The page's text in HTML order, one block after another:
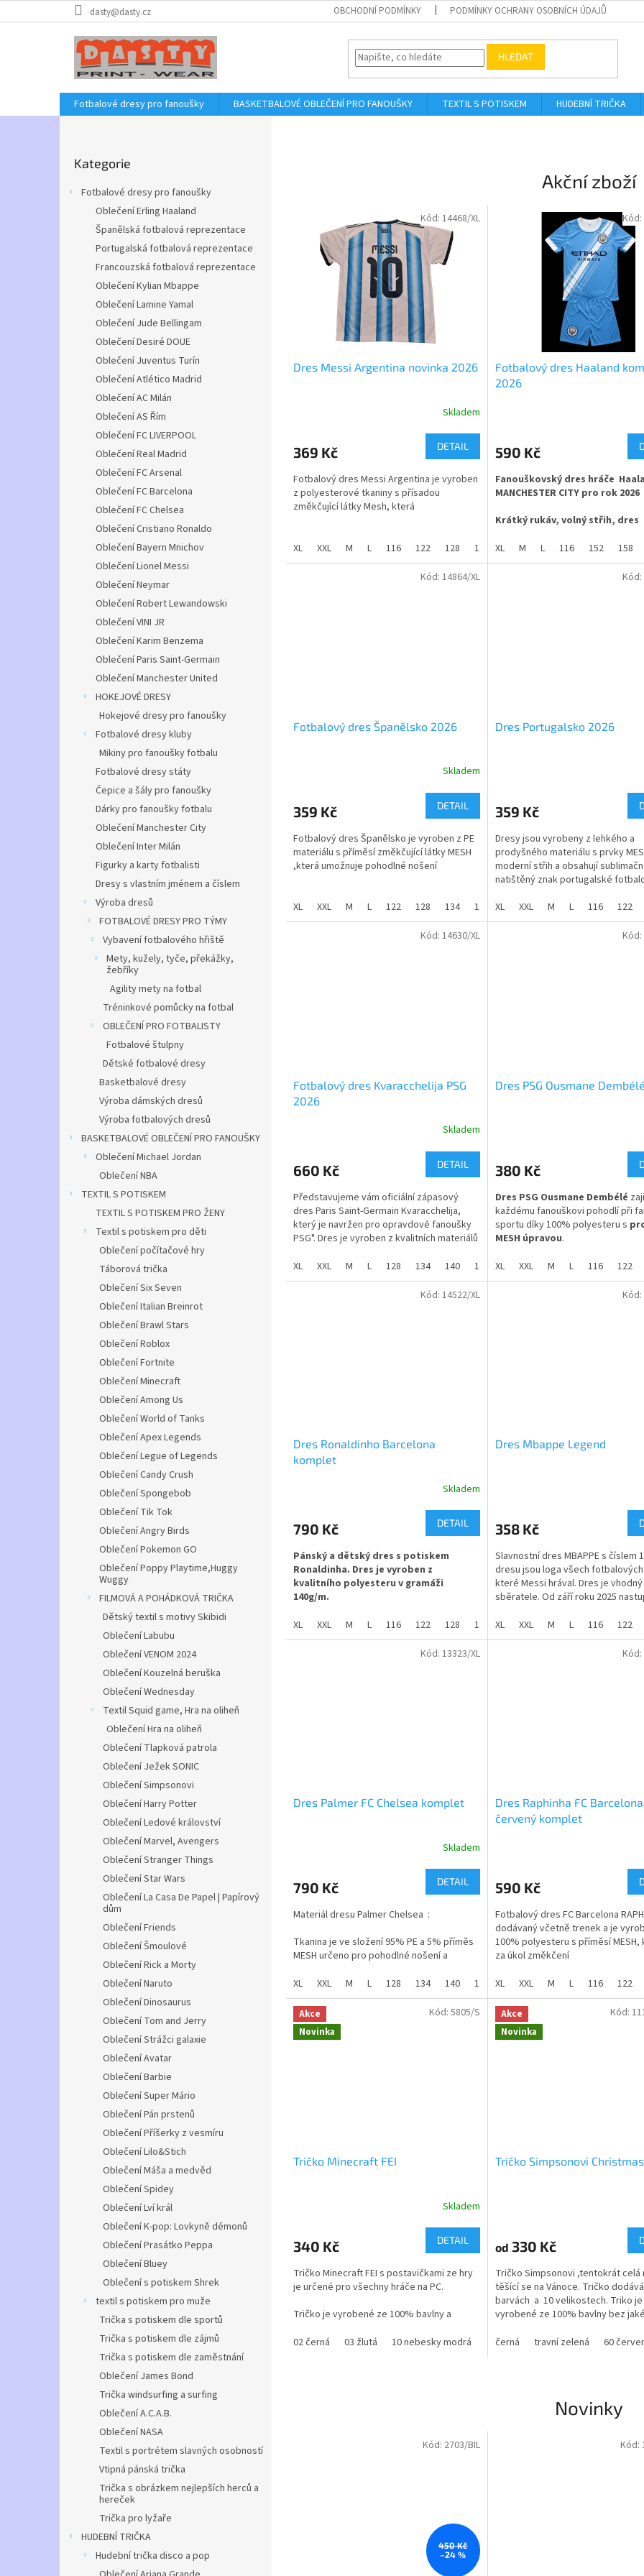
na
dasty@dasty.cz OBCHODNÍ PODMÍNKY PODMÍNKY OCHRANY OSOBNÍCH ÚDAJŮ
HLEDAT
Fotbalové dresy pro fanoušky BASKETBALOVÉ OBLEČENÍ PRO FANOUŠKY TEXTIL S POTISKEM HUDEBNÍ TRIČKA
kategorie
Kategorie
Fotbalové dresy pro fanoušky
Oblečení Erling Haaland
Španělská fotbalová reprezentace
Portugalská fotbalová reprezentace
Francouzská fotbalová reprezentace
Oblečení Kylian Mbappe
Oblečení Lamine Yamal
Oblečení Jude Bellingam
Oblečení Desiré DOUE
Oblečení Juventus Turín
Oblečení Atlético Madrid
Oblečení AC Milán
Oblečení AS Řím
Oblečení FC LIVERPOOL
Oblečení Real Madrid
Oblečení FC Arsenal
Oblečení FC Barcelona
Oblečení FC Chelsea
Oblečení Cristiano Ronaldo
Oblečení Bayern Mnichov
Oblečení Lionel Messi
Oblečení Neymar
Oblečení Robert Lewandowski
Oblečení VINI JR
Oblečení Karim Benzema
Oblečení Paris Saint-Germain
Oblečení Manchester United
HOKEJOVÉ DRESY
Hokejové dresy pro fanoušky
Fotbalové dresy kluby
Mikiny pro fanoušky fotbalu
Fotbalové dresy státy
Čepice a šály pro fanoušky
Dárky pro fanoušky fotbalu
Oblečení Manchester City
Oblečení Inter Milán
Figurky a karty fotbalisti
Dresy s vlastním jménem a číslem
Výroba dresů
FOTBALOVÉ DRESY PRO TÝMY
Vybavení fotbalového hřiště
Mety, kužely, tyče, překážky,
žebříky
Agility mety na fotbal
Tréninkové pomůcky na fotbal
OBLEČENÍ PRO FOTBALISTY
Fotbalové štulpny
Dětské fotbalové dresy
Basketbalové dresy
Výroba dámských dresů
Výroba fotbalových dresů
BASKETBALOVÉ OBLEČENÍ PRO FANOUŠKY
Oblečení Michael Jordan
Oblečení NBA
TEXTIL S POTISKEM
TEXTIL S POTISKEM PRO ŽENY
Textil s potiskem pro děti
Oblečení počítačové hry
Táborová trička
Oblečení Six Seven
Oblečení Italian Breinrot
Oblečení Brawl Stars
Oblečení Roblox
Oblečení Fortnite
Oblečení Minecraft
Oblečení Among Us
Oblečení World of Tanks
Oblečení Apex Legends
Oblečení Legue of Legends
Oblečení Candy Crush
Oblečení Spongebob
Oblečení Tik Tok
Oblečení Angry Birds
Oblečení Pokemon GO
Oblečení Poppy Playtime,Huggy
Wuggy
FILMOVÁ A POHÁDKOVÁ TRIČKA
Dětský textil s motivy Skibidi
Oblečení Labubu
Oblečení VENOM 2024
Oblečení Kouzelná beruška
Oblečení Wednesday
Textil Squid game, Hra na oliheň
Oblečení Hra na oliheň
Oblečení Tlapková patrola
Oblečení Ježek SONIC
Oblečení Simpsonovi
Oblečení Harry Potter
Oblečení Ledové království
Oblečení Marvel, Avengers
Oblečení Stranger Things
Oblečení Star Wars
Oblečení La Casa De Papel | Papírový
dům
Oblečení Friends
Oblečení Šmoulové
Oblečení Rick a Morty
Oblečení Naruto
Oblečení Dinosaurus
Oblečení Tom and Jerry
Oblečení Strážci galaxie
Oblečení Avatar
Oblečení Barbie
Oblečení Super Mário
Oblečení Pán prstenů
Oblečení Příšerky z vesmíru
Oblečení Lilo&Stich
Oblečení Máša a medvěd
Oblečení Spidey
Oblečení Lví král
Oblečení K-pop: Lovkyně démonů
Oblečení Prasátko Peppa
Oblečení Bluey
Oblečení s potiskem Shrek
textil s potiskem pro muže
Trička s potiskem dle sportů
Trička s potiskem dle zájmů
Trička s potiskem dle zaměstnání
Oblečení James Bond
Trička windsurfing a surfing
Oblečení A.C.A.B.
Oblečení NASA
Textil s portrétem slavných osobností
Vtipná pánská trička
Trička s obrázkem nejlepších herců a
hereček
Trička pro lyžaře
HUDEBNÍ TRIČKA
Hudební trička disco a pop
m
h
d
ě
Akční zboží
Dres Messi Argentina novinka 2026
je
z
5
hvězdiček.
Skladem
369 Kč DETAIL
Fotbalový dres Messi Argentina je vyroben
z polyesterové tkaniny s přísadou
změkčující látky Mesh, která
sportování.
Velikosti dětské od 116 do 158 a velikosti
XL XXL M L 116 122 128 134 140 146 152 158 164
Kód: 14468/XL
Fotbalový dres Haaland
2026
je
z
5
590 Kč
Fanouškovský dres hráče
MANCHESTER CITY pro rok 2026
Krátký rukáv, volný střih, dres
látka ve složení 100%
materiál s příměsí změkčující
XL M L 116 152 158
Kód:
Fotbalový dres Španělsko 2026
je
z
5
hvězdiček.
Skladem
359 Kč DETAIL
Fotbalový dres Španělsko je vyroben z PE
materiálu s příměsí změkčující látky MESH
,která umožnuje pohodlné nošení
fotbalový tým patří mezi nejikoničtější na
světě a je snadno rozpoznatelný díky
svému tradičnímu designu a barvám.
XL XXL M L 122 128 134 140 146 152 158 164
Kód: 14864/XL
Dres Portugalsko 2026
359 Kč
Dresy jsou vyrobeny z lehkého a
prodyšného materiálu s prvky
moderní střih a obsahují
natištěný znak portugalské
100% PE
XL XXL M L 116 122
Kód:
Fotbalový dres Kvaracchelija PSG
2026
je
z
5
hvězdiček.
Skladem
660 Kč DETAIL
Představujeme vám oficiální zápasový
dres Paris Saint-Germain Kvaracchelija,
který je navržen pro opravdové fanoušky
PSG". Dres je vyroben z kvalitních materiálů
během zápasů a tréninků
Vhodné jako dárek pro děti k narozeninám,
nebo na Vánoce.
XL XXL M L 128 134 140 146 152 158 164
Kód: 14630/XL
Dres PSG Ousmane Dembélé
je
z
5
hvězdiček.
380 Kč
Dres PSG Ousmane Dembélé
každému fanouškovi pohodlí při
sportu díky 100% polyesteru s
MESH úpravou.
Pro fanoušky Paris Saint-Germain
tento dres skladem ve všech
XL XXL M L 116 122
Kód:
Dres Ronaldinho Barcelona
komplet
je
z
5
hvězdiček.
Skladem
790 Kč DETAIL
Pánský a dětský dres s potiskem
Ronaldinha. Dres je vyroben z
kvalitního polyesteru v gramáži
140g/m.
Materiál - 100% polyester
XL XXL M L 116 122 128 134 140 146 152 158 164
Kód: 14522/XL
Dres Mbappe Legend
je
z
5
hvězdiček.
358 Kč
Slavnostní dres MBAPPE s číslem
dresu jsou loga všech
které Messi hrával. Dres je
sběratele. Od září roku 2025
sport tak pro běžné nošení . Díky
která se přidává do látky při
XL XXL M L 116 122
Kód:
Dres Palmer FC Chelsea komplet
je
z
hvězdiček.
Skladem
790 Kč DETAIL
Materiál dresu Palmer Chelsea :
Tkanina je ve složení 95% PE a 5% příměs
MESH určeno pro pohodlné nošení a
Vyroben z vysoce kvalitního, prodyšného
materiálu, je dres Palmer Chelsea ideální
pro zápasy i každodenní nošení.
XL XXL M L 128 134 140 146 152 158 164
Kód: 13323/XL
Dres Raphinha FC Barcelona
červený komplet
je
z
5
hvězdiček.
590 Kč
Fotbalový dres FC Barcelona
dodávaný včetně trenek a je
100% polyesteru s příměsí MESH,
za úkol změkčení
tkaniny. Jedná se o domácí dres
trenek .
Dres dodáváme jak v dětských tak
dospělých velikostech.
XL XXL M L 116 122
Kód:
Akce
Novinka
Tričko Minecraft FEI
je
z
5
Skladem
340 Kč DETAIL
Tričko Minecraft FEI s postavičkami ze hry
je určené pro všechny hráče na PC.
Tričko je vyrobené ze 100% bavlny a
02 černá 03 žlutá 10 nebesky modrá 12 tyrkysová 43 sytě modrá
Kód: 5805/S
Akce
Novinka
Tričko Simpsonovi Christmas
je
z
5
hvězdiček.
od 330 Kč
Tričko Simpsonovi ,tentokrát celá
těšící se na Vánoce. Tričko
barvách a 10 velikostech. Triko je
vyrobené ze 100% bavlny bez
Velikosti - dětské i dospělé
černá travní zelená 60
Kód:
Novinky
450 Kč
–24 %
Kód: 2703/BIL Kód: